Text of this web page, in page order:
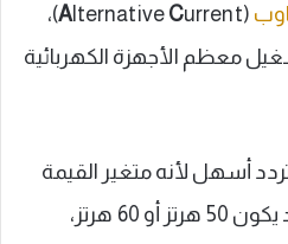
(
Alternative C
urrent)،
معظم الأجهزة الكهربائية
أسهل لأنه متغير القيمة
والاتجاه، وله تردد معين قد يكون 50 هرتز أو 60 هرتز،